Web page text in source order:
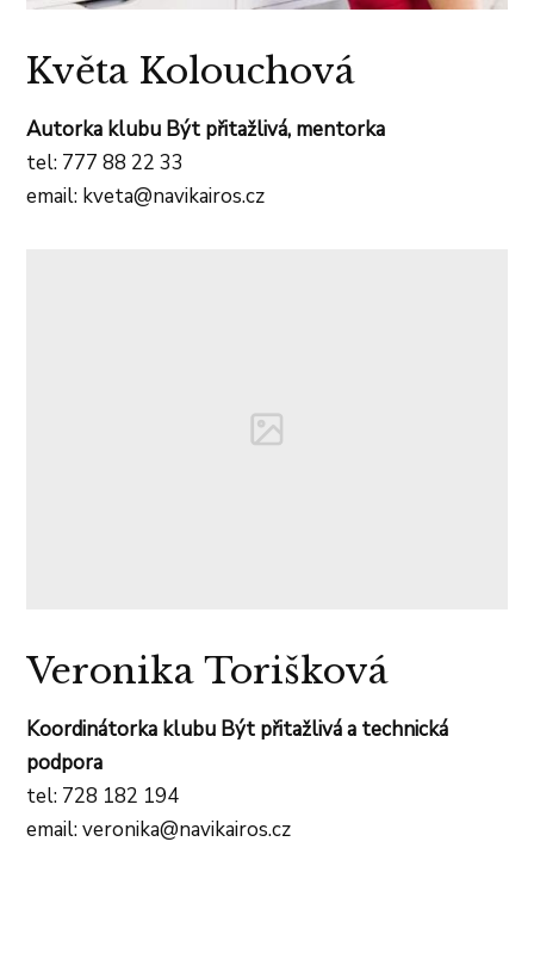
Květa Kolouchová
Autorka klubu Být přitažlivá, mentorka
tel: 777 88 22 33
email: kveta@navikairos.cz
Veronika Torišková
Koordinátorka klubu Být přitažlivá a technická
podpora
tel: 728 182 194
email: veronika@navikairos.cz